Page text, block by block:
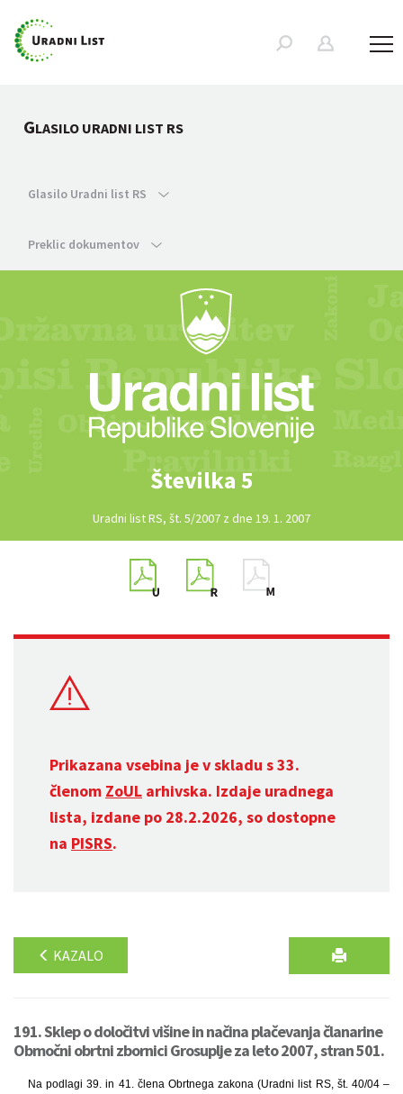
GLASILO URADNI LIST RS
Glasilo Uradni list RS
Preklic dokumentov
Številka 5
Uradni list RS, št. 5/2007 z dne 19. 1. 2007
Prikazana vsebina je v skladu s 33.
členom ZoUL arhivska. Izdaje uradnega
lista, izdane po 28.2.2026, so dostopne
na PISRS.
KAZALO
191. Sklep o določitvi višine in načina plačevanja članarine
Območni obrtni zbornici Grosuplje za leto 2007, stran 501.
Na podlagi 39. in 41. člena Obrtnega zakona (Uradni list RS, št. 40/04 –